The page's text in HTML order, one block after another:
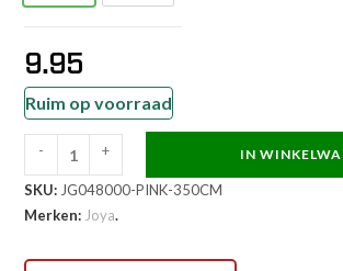
9.95
Ruim op voorraad
Velcro
Bandage
- + IN
SKU: JG048000-PINK-350CM
Merken: Joya.